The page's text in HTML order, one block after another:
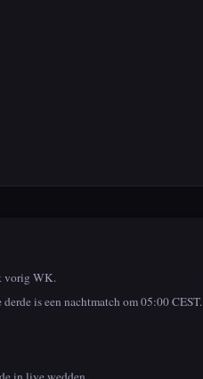
vorig WK.
is een nachtmatch om 05:00 CEST.